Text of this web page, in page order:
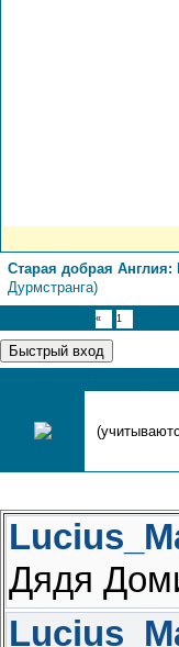
Старая добрая Англия:
Дурмстранга)
« 1